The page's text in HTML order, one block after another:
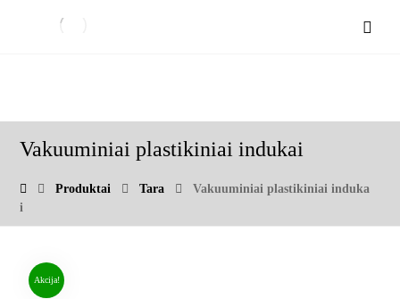
Vakuuminiai plastikiniai indukai
Produktai Tara
Vakuuminiai plastikiniai induka
i
Akcija!